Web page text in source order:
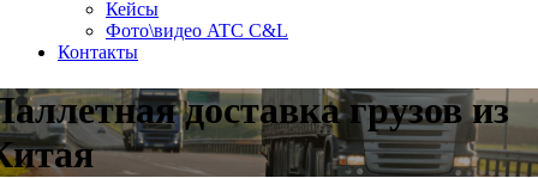
Кейсы
Фото\видео ATC C&L
Контакты
доставка грузов из